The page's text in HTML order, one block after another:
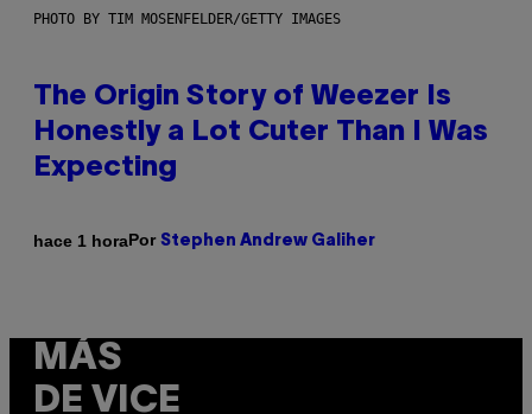
PHOTO BY TIM MOSENFELDER/GETTY IMAGES
The Origin Story of Weezer Is
Honestly a Lot Cuter Than I Was
Expecting
hace 1 horaPor Stephen Andrew Galiher
MÁS
DE VICE